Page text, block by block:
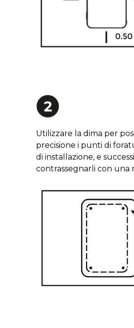
Utilizzare la dima per
precisione i punti di
di installazione, e
contrassegnarli con una